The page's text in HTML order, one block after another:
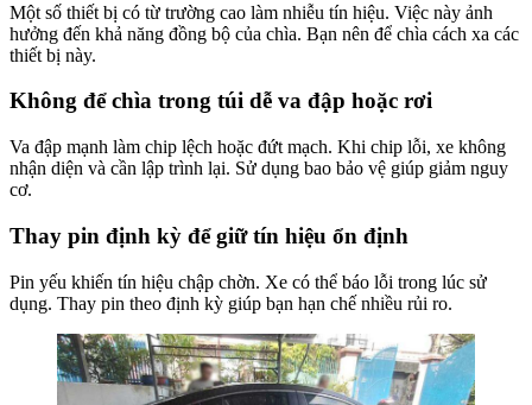
Một số thiết bị có từ trường cao làm nhiễu tín hiệu. Việc này ảnh
hưởng đến khả năng đồng bộ của chìa. Bạn nên để chìa cách xa các
thiết bị này.
Không để chìa trong túi dễ va đập hoặc rơi
Va đập mạnh làm chip lệch hoặc đứt mạch. Khi chip lỗi, xe không
nhận diện và cần lập trình lại. Sử dụng bao bảo vệ giúp giảm nguy
cơ.
Thay pin định kỳ để giữ tín hiệu ổn định
Pin yếu khiến tín hiệu chập chờn. Xe có thể báo lỗi trong lúc sử
dụng. Thay pin theo định kỳ giúp bạn hạn chế nhiều rủi ro.